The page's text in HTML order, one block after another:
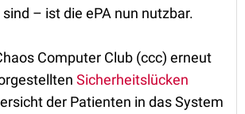
– ist die ePA nun nutzbar.
Computer Club (ccc) erneut
Sicherheitslücken
der Patienten in das System